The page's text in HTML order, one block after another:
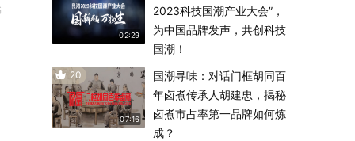
02:29
2023科技国潮产业大会”，
为中国品牌发声，共创科技
国潮！
20
07:16
国潮寻味：对话门框胡同百
年卤煮传承人胡建忠，揭秘
卤煮市占率第一品牌如何炼
成？